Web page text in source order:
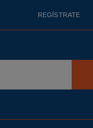
REGÍSTRATE